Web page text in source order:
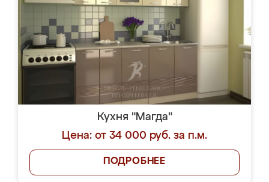
Кухня "Магда"
Цена: от 34 000 руб. за п.м.
ПОДРОБНЕЕ